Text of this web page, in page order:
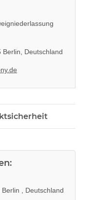
Berlin, Deutschland
, Deutschland